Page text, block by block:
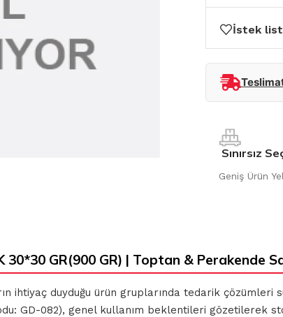
İstek
Sınırsız
Geniş Ürün
30*30 GR(900 GR) | Toptan & Perakende
ihtiyaç duyduğu ürün gruplarında tedarik çözümleri
GD-082), genel kullanım beklentileri gözetilerek